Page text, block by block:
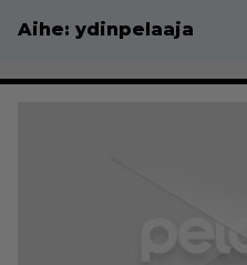
Aihe: ydinpelaaja